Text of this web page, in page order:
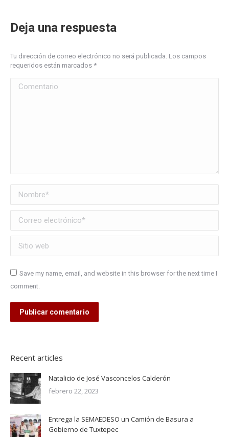
Deja una respuesta
Tu dirección de correo electrónico no será publicada. Los campos
requeridos están marcados *
Comentario
Nombre *
Correo electrónico *
Sitio web
Save my name, email, and website in this browser for the next time I
comment.
Publicar comentario
Recent articles
Natalicio de José Vasconcelos Calderón
febrero 22, 2023
Entrega la SEMAEDESO un Camión de Basura a
Gobierno de Tuxtepec